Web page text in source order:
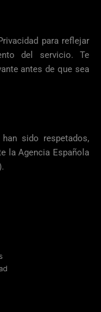
para reflejar
del servicio. Te
antes de que sea
sido respetados,
la Agencia Española